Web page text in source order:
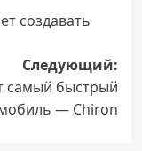
создавать
Следующий:
самый быстрый
— Chiron